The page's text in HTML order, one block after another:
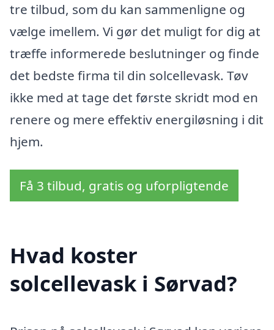
tre tilbud, som du kan sammenligne og
vælge imellem. Vi gør det muligt for dig at
træffe informerede beslutninger og finde
det bedste firma til din solcellevask. Tøv
ikke med at tage det første skridt mod en
renere og mere effektiv energiløsning i dit
hjem.
Få 3 tilbud, gratis og uforpligtende
Hvad koster
solcellevask i Sørvad?